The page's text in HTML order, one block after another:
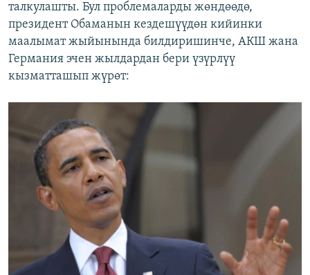
талкулашты. Бул проблемаларды жөндөөдө,
президент Обаманын кездешүүдөн кийинки
маалымат жыйынында билдиришинче, АКШ жана
Германия эчен жылдардан бери үзүрлүү
кызматташып жүрөт: